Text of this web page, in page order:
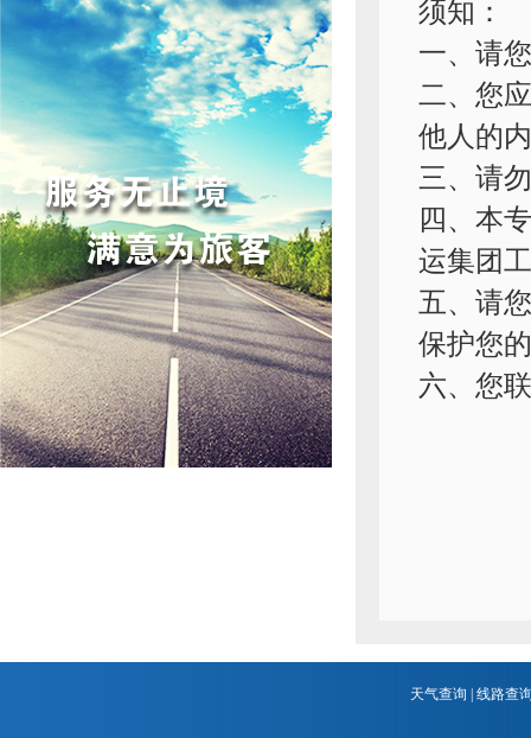
须知：
一、请
二、您
他人的
三、请
四、本
运集团
五、请
保护您
六、您
天气查询 线路查